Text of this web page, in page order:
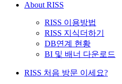
About RISS
RISS 이용방법
RISS 지식더하기
DB연계 현황
BI 및 배너 다운로드
RISS 처음 방문 이세요?